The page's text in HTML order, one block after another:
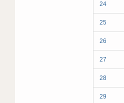
24
25
26
27
28
29